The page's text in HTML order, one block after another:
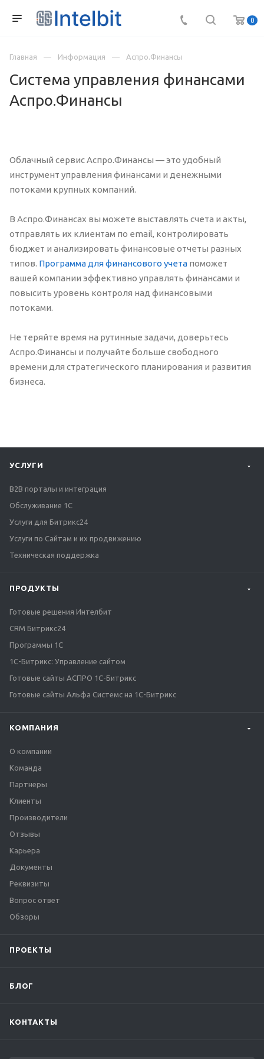
0
Главная Информация Аспро.Финансы
Система управления финансами
Аспро.Финансы
Облачный сервис Аспро.Финансы — это удобный
инструмент управления финансами и денежными
потоками крупных компаний.
В Аспро.Финансах вы можете выставлять счета и акты,
отправлять их клиентам по email, контролировать
бюджет и анализировать финансовые отчеты разных
типов. Программа для финансового учета поможет
вашей компании эффективно управлять финансами и
повысить уровень контроля над финансовыми
потоками.
Не теряйте время на рутинные задачи, доверьтесь
Аспро.Финансы и получайте больше свободного
времени для стратегического планирования и развития
бизнеса.
УСЛУГИ
B2B порталы и интеграция
Обслуживание 1С
Услуги для Битрикс24
Услуги по Сайтам и их продвижению
Техническая поддержка
ПРОДУКТЫ
Готовые решения Интелбит
CRM Битрикс24
Программы 1С
1C-Битрикс: Управление сайтом
Готовые сайты АСПРО 1С-Битрикс
Готовые сайты Альфа Системс на 1С-Битрикс
КОМПАНИЯ
О компании
Команда
Партнеры
Клиенты
Производители
Отзывы
Карьера
Документы
Реквизиты
Вопрос ответ
Обзоры
ПРОЕКТЫ
БЛОГ
КОНТАКТЫ